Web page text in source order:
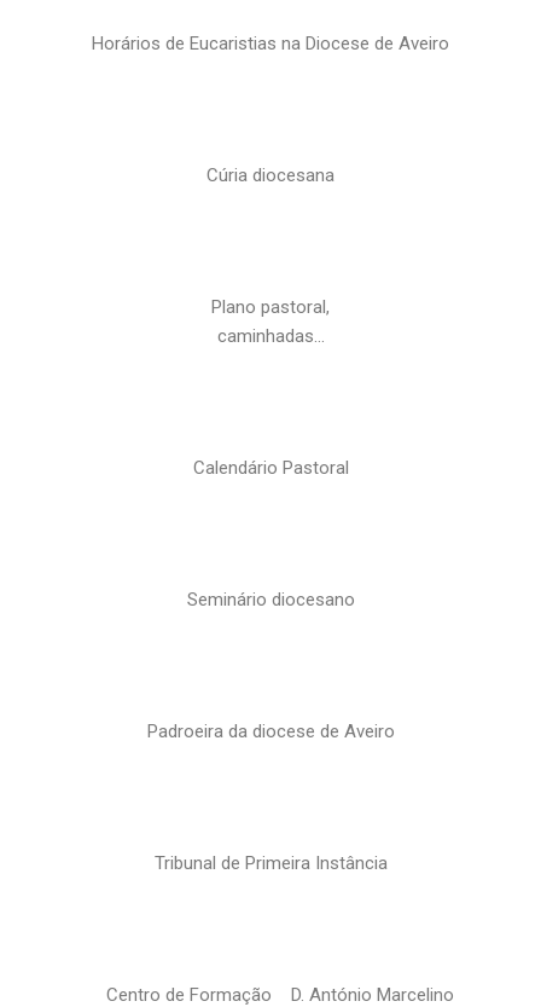
Horários de Eucaristias na Diocese de Aveiro
Cúria diocesana
Plano pastoral,
caminhadas…
Calendário Pastoral
Seminário diocesano
Padroeira da diocese de Aveiro
Tribunal de Primeira Instância
Centro de Formação D. António Marcelino